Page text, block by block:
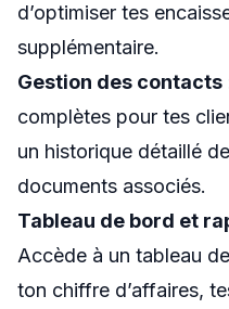
d’optimiser tes
supplémentaire.
Gestion des contacts
complètes pour tes
un historique détaillé
documents associés.
Tableau de bord et
Accède à un tableau
ton chiffre d’affaires,